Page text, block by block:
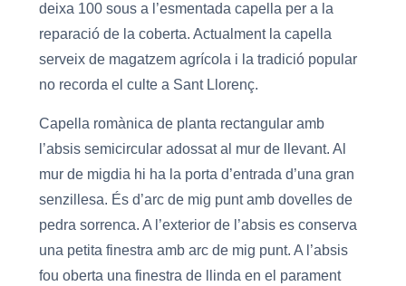
deixa 100 sous a l’esmentada capella per a la
reparació de la coberta. Actualment la capella
serveix de magatzem agrícola i la tradició popular
no recorda el culte a Sant Llorenç.
Capella romànica de planta rectangular amb
l’absis semicircular adossat al mur de llevant. Al
mur de migdia hi ha la porta d’entrada d’una gran
senzillesa. És d’arc de mig punt amb dovelles de
pedra sorrenca. A l’exterior de l’absis es conserva
una petita finestra amb arc de mig punt. A l’absis
fou oberta una finestra de llinda en el parament